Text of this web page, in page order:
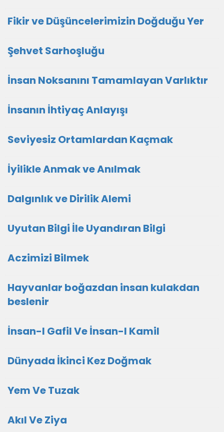
Fikir ve Düşüncelerimizin Doğduğu Yer
Şehvet Sarhoşluğu
İnsan Noksanını Tamamlayan Varlıktır
İnsanın İhtiyaç Anlayışı
Seviyesiz Ortamlardan Kaçmak
İyilikle Anmak ve Anılmak
Dalgınlık ve Dirilik Alemi
Uyutan Bilgi İle Uyandıran Bilgi
Aczimizi Bilmek
Hayvanlar boğazdan insan kulakdan
beslenir
İnsan-I Gafil Ve İnsan-I Kamil
Dünyada İkinci Kez Doğmak
Yem Ve Tuzak
Akıl Ve Ziya